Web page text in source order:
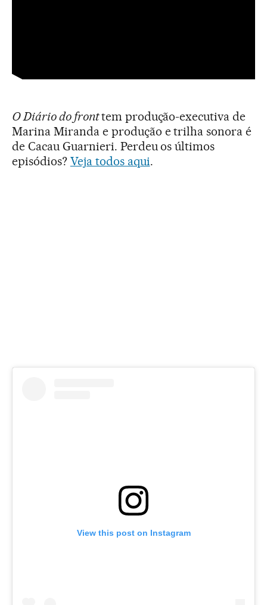
O Diário do fronttem produção-executiva de
Marina Miranda e produção e trilha sonora é
de Cacau Guarnieri. Perdeu os últimos
episódios? Veja todos aqui.
View this post on Instagram